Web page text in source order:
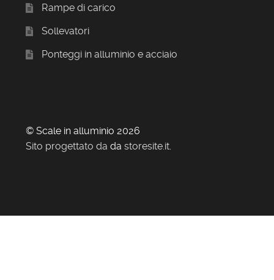
Rampe di carico
Sollevatori
Ponteggi in alluminio e acciaio
© Scale in alluminio 2026
Sito progettato da da storesite.it.